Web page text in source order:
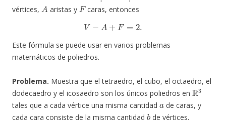
vértices,
A
aristas y
F
caras, entonces
−A + F=
Este fórmula se puede usar en varios problemas
matemáticos de poliedros.
Problema. Muestra que el tetraedro, el cubo, el octaedro, el
dodecaedro y el icosaedro son los únicos poliedros en
R3
tales que a cada vértice una misma cantidad
a
de caras, y
cada cara consiste de la misma cantidad
b
de vértices.